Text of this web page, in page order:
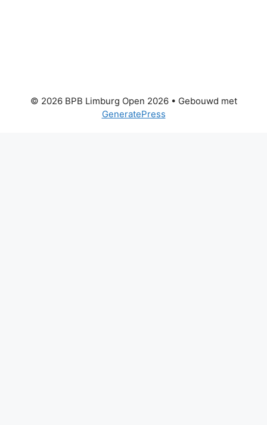
© 2026 BPB Limburg Open 2026• Gebouwd met
GeneratePress